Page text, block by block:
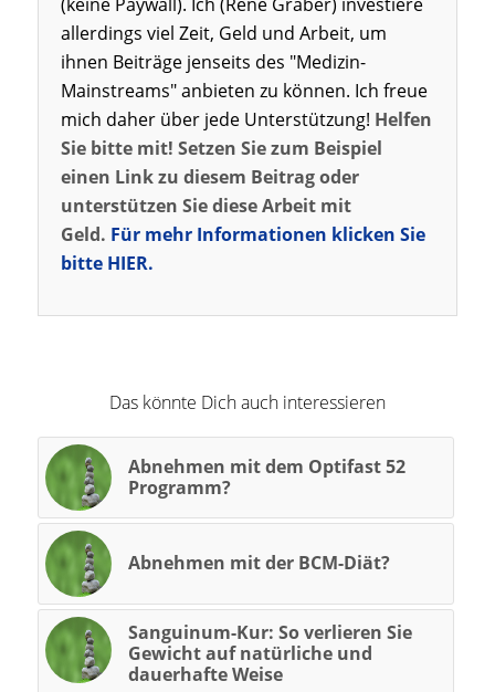
allerdings viel Zeit, Geld und Arbeit, um
ihnen Beiträge jenseits des "Medizin-
Mainstreams" anbieten zu können. Ich freue
mich daher über jede Unterstützung! Helfen
Sie bitte mit! Setzen Sie zum Beispiel
einen Link zu diesem Beitrag oder
unterstützen Sie diese Arbeit mit
Geld. Für mehr Informationen klicken Sie
bitte HIER.
Das könnte Dich auch interessieren
Abnehmen mit dem Optifast 52
Programm?
Abnehmen mit der BCM-Diät?
Sanguinum-Kur: So verlieren Sie
Gewicht auf natürliche und
dauerhafte Weise